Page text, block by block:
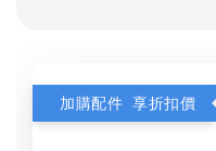
加購配件 享折扣價